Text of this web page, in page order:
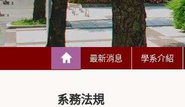
最新消息 學系介紹
系務法規